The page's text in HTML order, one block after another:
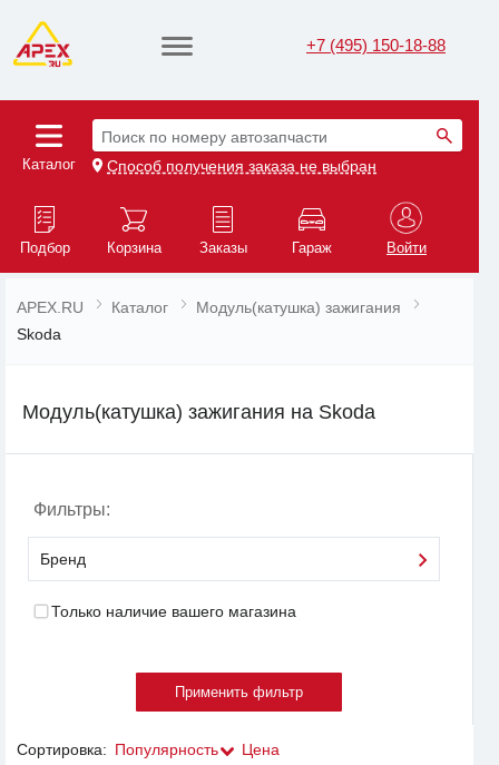
+7 (495) 150-18-88
Каталог
Поиск по номеру автозапчасти
Способ получения заказа не выбран
Подбор Корзина Заказы Гараж Войти
APEX.RU Каталог
Модуль(катушка) зажигания
Skoda
Модуль(катушка) зажигания на Skoda
Фильтры:
Бренд
Только наличие вашего магазина
Сортировка: Популярность Цена